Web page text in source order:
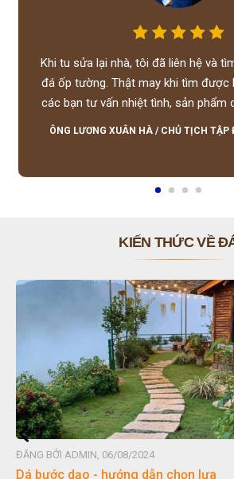
Khi tu sửa lại nhà, tôi đã liên hệ và
đá ốp tường. Thật may khi tìm được
các bạn tư vấn nhiệt tình, sản phẩm
lượng tốt, giá hợp lý, hỗ trợ
ÔNG LƯƠNG XUÂN HÀ / CHỦ TỊCH TẬP
KIẾN THỨC VỀ
ĐĂNG BỞI ADMIN, 06/08/2024
Đá non bộ - cách lựa chọn